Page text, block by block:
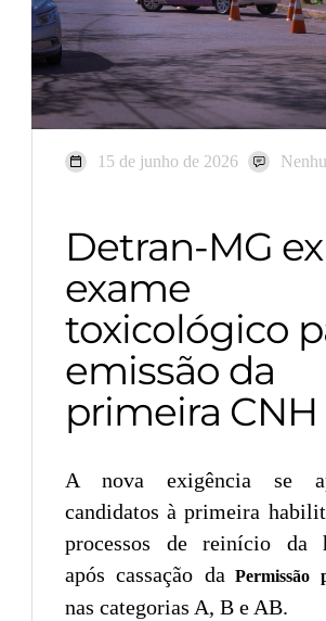
15 de junho de 2026
Detran-MG
exame
toxicológico
emissão da
primeira CNH
A nova exigência se
candidatos à primeira
processos de reinício da
após cassação da Permissão
nas categorias A, B e AB.